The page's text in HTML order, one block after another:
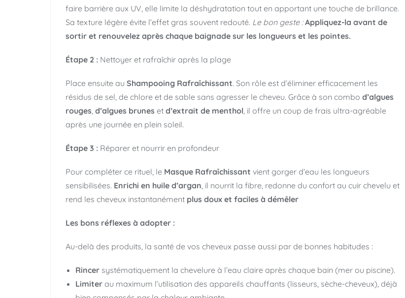
faire barrière aux UV, elle limite la déshydratation tout en apportant une touche de brillance.
Sa texture légère évite l’effet gras souvent redouté. Le bon geste : Appliquez-la avant de
sortir et renouvelez après chaque baignade sur les longueurs et les pointes.
Étape 2 : Nettoyer et rafraîchir après la plage
Place ensuite au Shampooing Rafraîchissant. Son rôle est d’éliminer efficacement les
résidus de sel, de chlore et de sable sans agresser le cheveu. Grâce à son combo d’algues
rouges d’algues brunes et d’extrait de menthol , il offre un coup de frais ultra-agréable
après une journée en plein soleil.
Étape 3 : Réparer et nourrir en profondeur
Pour compléter ce rituel, le Masque Rafraîchissant vient gorger d’eau les longueurs
sensibilisées. Enrichi en huile d’argan , il nourrit la fibre, redonne du confort au cuir chevelu et
rend les cheveux instantanément plus doux et faciles à démêler
Les bons réflexes à adopter :
Au-delà des produits, la santé de vos cheveux passe aussi par de bonnes habitudes :
Rincer systématiquement la chevelure à l’eau claire après chaque bain (mer ou piscine).
Limiter au maximum l’utilisation des appareils chauffants (lisseurs, sèche-cheveux), déjà